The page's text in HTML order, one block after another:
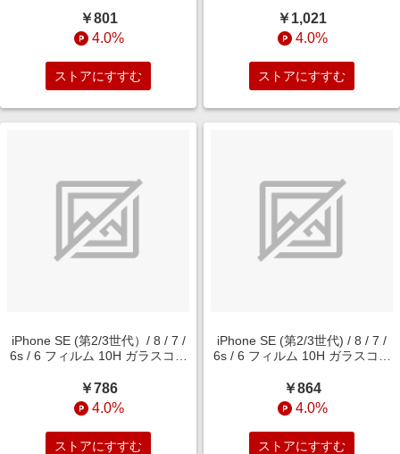
￥801
4.0%
ストアにすすむ
光沢 RT-P35FT/V12
￥1,021
4.0%
ストアにすすむ
iPhone SE (第2/3世代）/ 8 / 7 /
6s / 6 フィルム 10H ガラスコー
￥786
4.0%
ストアにすすむ
iPhone SE (第2/3世代) / 8 / 7 /
6s / 6 フィルム 10H ガラスコー
P35FT/U10
￥864
4.0%
ストアにすすむ